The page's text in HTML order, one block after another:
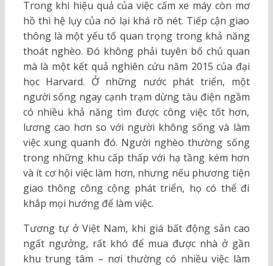
Trong khi hiệu quả của việc cấm xe máy còn mơ
hồ thì hệ lụy của nó lại khá rõ nét. Tiếp cận giao
thông là một yếu tố quan trọng trong khả năng
thoát nghèo. Đó không phải tuyên bố chủ quan
mà là một kết quả nghiên cứu năm 2015 của đại
học Harvard. Ở những nước phát triển, một
người sống ngay cạnh trạm dừng tàu điện ngầm
có nhiều khả năng tìm được công việc tốt hơn,
lương cao hơn so với người không sống và làm
việc xung quanh đó. Người nghèo thường sống
trong những khu cấp thấp với hạ tầng kém hơn
và ít cơ hội việc làm hơn, nhưng nếu phương tiện
giao thông công cộng phát triển, họ có thể đi
khắp mọi hướng để làm việc.
Tương tự ở Việt Nam, khi giá bất động sản cao
ngất ngưởng, rất khó để mua được nhà ở gần
khu trung tâm – nơi thường có nhiều việc làm